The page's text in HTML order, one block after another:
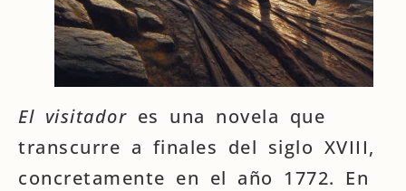
El visitador es una novela que
transcurre a finales del siglo XVIII,
concretamente en el año 1772. En